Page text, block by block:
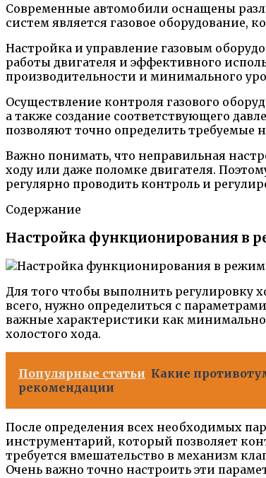
Современные автомобили оснащены
систем является газовое оборудование,
Настройка и управление газовым
работы двигателя и эффективного
производительности и минимального
Осуществление контроля газового
а также создание соответствующего
позволяют точно определить требуемые
Важно понимать, что неправильная
ходу или даже поломке двигателя.
регулярно проводить контроль и
Содержание
Настройка функционирования в
Для того чтобы выполнить регулировку
всего, нужно определиться с
важные характеристики как минимальное
холостого хода.
Популярные статьи Какие
рекомендации
После определения всех необходимых
инструментарий, который позволяет
требуется вмешательство в механизм
Очень важно точно настроить эти